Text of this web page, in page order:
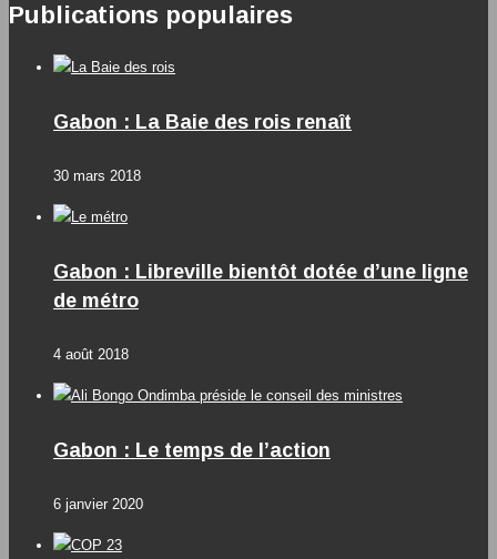
Publications populaires
Gabon : La Baie des rois renaît
30 mars 2018
Gabon : Libreville bientôt dotée d’une ligne
de métro
4 août 2018
Gabon : Le temps de l’action
6 janvier 2020